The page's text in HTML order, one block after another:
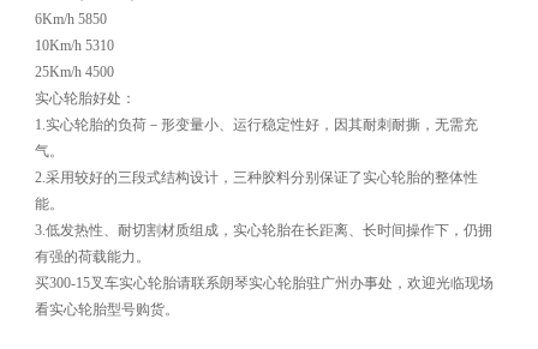
6Km/h 5850
10Km/h 5310
25Km/h 4500
实心轮胎好处：
1.实心轮胎的负荷－形变量小、运行稳定性好，因其耐刺耐撕，无需充
气。
2.采用较好的三段式结构设计，三种胶料分别保证了实心轮胎的整体性
能。
3.低发热性、耐切割材质组成，实心轮胎在长距离、长时间操作下，仍拥
有强的荷载能力。
买300-15叉车实心轮胎请联系朗琴实心轮胎驻广州办事处，欢迎光临现场
看实心轮胎型号购货。